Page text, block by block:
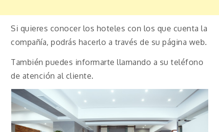
Si quieres conocer los hoteles con los que cuenta la
compañía, podrás hacerlo a través de su página web.
También puedes informarte llamando a su teléfono
de atención al cliente.